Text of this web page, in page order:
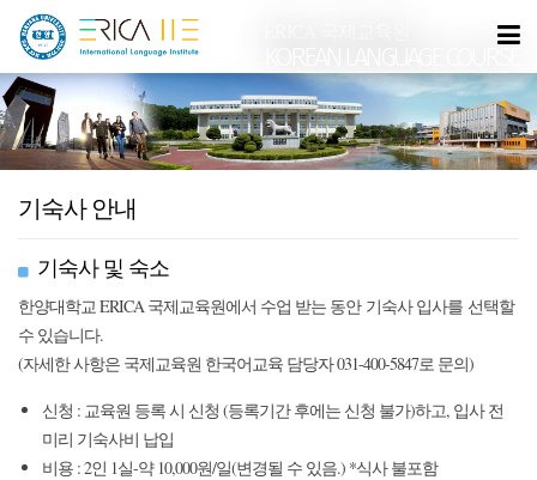
기숙사 안내
기숙사 및 숙소
한양대학교 ERICA 국제교육원에서 수업 받는 동안 기숙사 입사를 선택할
수 있습니다.
(자세한 사항은 국제교육원 한국어교육 담당자 031-400-5847로 문의)
신청 : 교육원 등록 시 신청 (등록기간 후에는 신청 불가)하고, 입사 전
미리 기숙사비 납입
비용 : 2인 1실-약 10,000원/일(변경될 수 있음.) *식사 불포함